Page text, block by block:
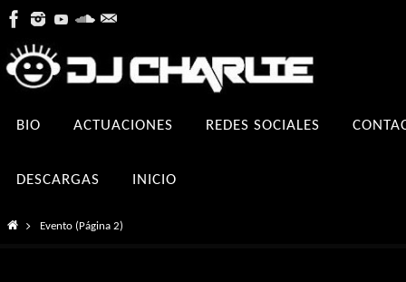
contenido
BIO ACTUACIONES REDES SOCIALES
DESCARGAS INICIO
InicioEvento(Página 2)